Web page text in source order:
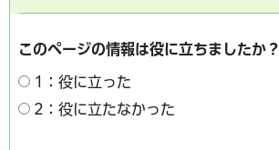
このページの情報は役に立ちましたか？
1：役に立った
2：役に立たなかった